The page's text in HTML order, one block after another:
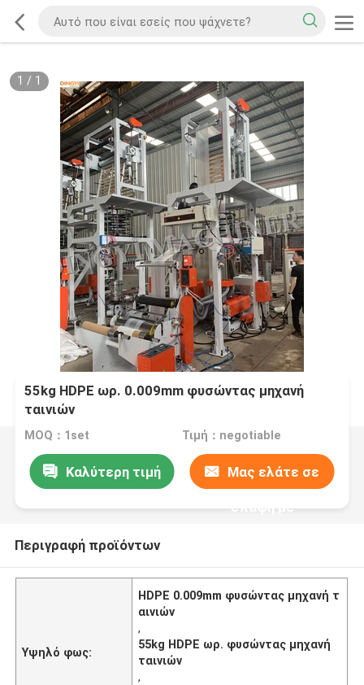
1 / 1
55kg HDPE ωρ. 0.009mm φυσώντας μηχανή
ταινιών
MOQ：1set Τιμή：negotiable
Καλύτερη τιμή Μας ελάτε σε
επαφή με
Περιγραφή προϊόντων
Υψηλό φως:
HDPE 0.009mm φυσώντας μηχανή τ
αινιών
,
55kg HDPE ωρ. φυσώντας μηχανή
ταινιών
,